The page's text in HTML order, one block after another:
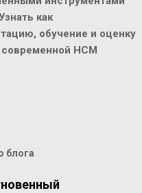
как
обучение и оценку
HCM
блога